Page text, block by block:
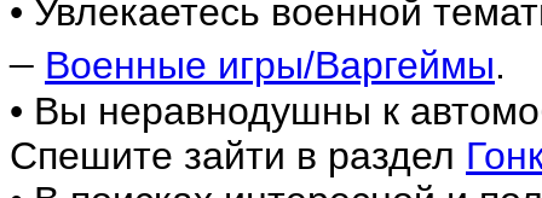
• Увлекаетесь военной
– Военные игры/Варгеймы.
• Вы неравнодушны к
Спешите зайти в раздел